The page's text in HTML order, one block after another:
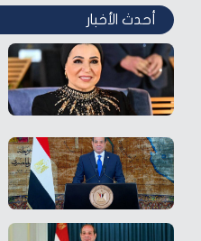
أحدث الأخبار